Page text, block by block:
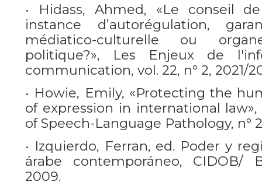
• Hidass, Ahmed, «Le conseil
instance d’autorégulation,
médiatico-culturelle ou
politique?», Les Enjeux de
communication, vol. 22, n° 2, 2021/
• Howie, Emily, «Protecting the
of expression in international
of Speech-Language Pathology, n°
• Izquierdo, Ferran, ed. Poder y
árabe contemporáneo, CIDOB/
2009.